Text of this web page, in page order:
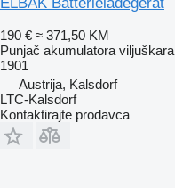
190 € ≈ 371,50 KM
Punjač akumulatora viljuškara
1901
Austrija, Kalsdorf
LTC-Kalsdorf
Kontaktirajte prodavca